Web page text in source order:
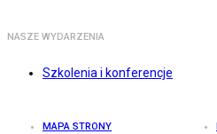
NASZE WYDARZENIA
Szkolenia i konferencje
MAPA STRONY